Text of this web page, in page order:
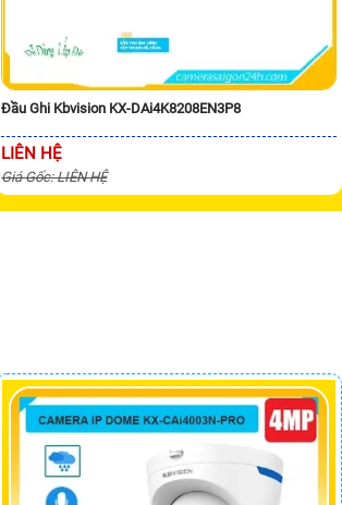
Đầu Ghi Kbvision KX-DAi4K8208EN3P8
LIÊN HỆ
Giá Gốc: LIÊN HỆ